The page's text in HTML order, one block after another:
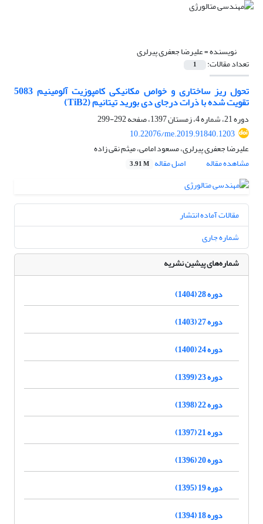
نویسنده =علیرضا جعفری پیرلری
تعداد مقالات: 1
تحول ریز ساختاری و خواص مکانیکی کامپوزیت آلومینیم 5083
تقویت شده با ذرات درجای دی بورید تیتانیم (TiB2)
دوره 21، شماره 4، زمستان 1397، صفحه
292-299
10.22076/me.2019.91840.1203
علیرضا جعفری پیرلری، مسعود امامی، میثم نقی زاده
مشاهده مقاله
اصل مقاله 3.91 M
مقالات آماده انتشار
شماره جاری
شماره‌های پیشین نشریه
دوره 28 (1404)
دوره 27 (1403)
دوره 24 (1400)
دوره 23 (1399)
دوره 22 (1398)
دوره 21 (1397)
دوره 20 (1396)
دوره 19 (1395)
دوره 18 (1394)